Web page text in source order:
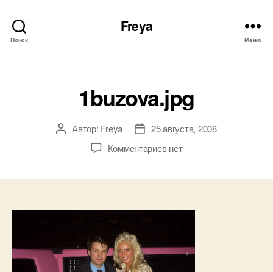
Поиск
Freya
Меню
1buzova.jpg
АвторАвтор: Freya
Дата25 августа, 2008
Комментариевк
нет